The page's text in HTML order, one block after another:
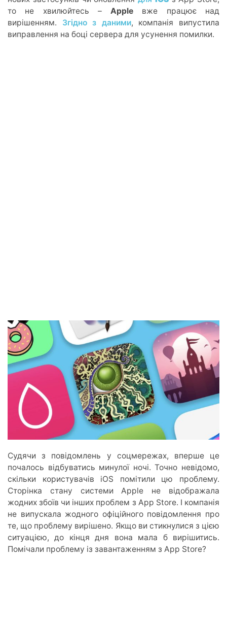
то не хвилюйтесь –Apple вже працює над
вирішенням. Згідно з даними, компанія випустила
виправлення на боці сервера для усунення помилки.
Судячи з повідомлень у соцмережах, вперше це
почалось відбуватись минулої ночі. Точно невідомо,
скільки користувачів iOS помітили цю проблему.
Сторінка стану системи Apple не відображала
жодних збоїв чи інших проблем з App Store. І компанія
не випускала жодного офіційного повідомлення про
те, що проблему вирішено. Якщо ви стикнулися з цією
ситуацією, до кінця дня вона мала б вирішитись.
Помічали проблему із завантаженням з App Store?